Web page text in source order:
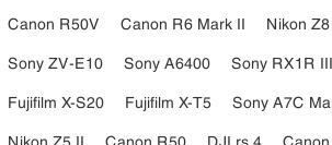
Canon R50V
Canon R6 Mark II Nikon Z8
Sony ZV-E10
Sony A6400 Sony RX1R III
Fujifilm X-S20
Fujifilm X-T5 Sony A7C
Nikon Z5 II
Canon R50 DJI rs 4